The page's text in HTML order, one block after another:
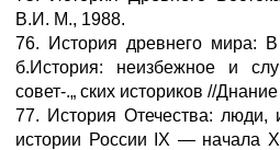
В.И. М., 1988.
76. История древнего мира:
б.История: неизбежное и
совет-.„ ских историков //
77. История Отечества: люди,
истории России IX — начала